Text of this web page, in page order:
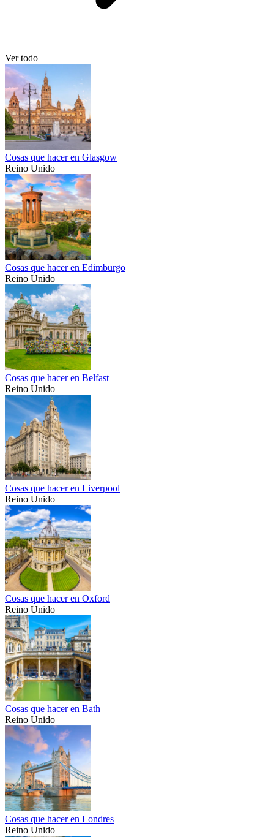
Ver todo
Cosas que hacer en Glasgow
Reino Unido
Cosas que hacer en Edimburgo
Reino Unido
Cosas que hacer en Belfast
Reino Unido
Cosas que hacer en Liverpool
Reino Unido
Cosas que hacer en Oxford
Reino Unido
Cosas que hacer en Bath
Reino Unido
Cosas que hacer en Londres
Reino Unido